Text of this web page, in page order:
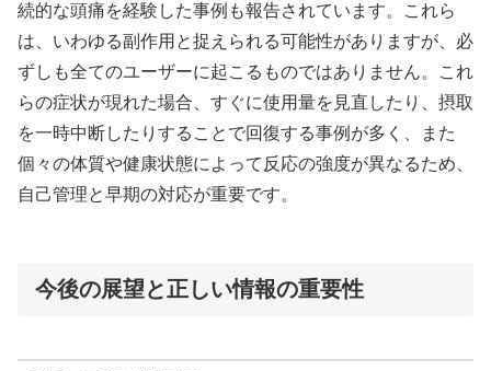
続的な頭痛を経験した事例も報告されています。これら
は、いわゆる副作用と捉えられる可能性がありますが、必
ずしも全てのユーザーに起こるものではありません。これ
らの症状が現れた場合、すぐに使用量を見直したり、摂取
を一時中断したりすることで回復する事例が多く、また
個々の体質や健康状態によって反応の強度が異なるため、
自己管理と早期の対応が重要です。
今後の展望と正しい情報の重要性